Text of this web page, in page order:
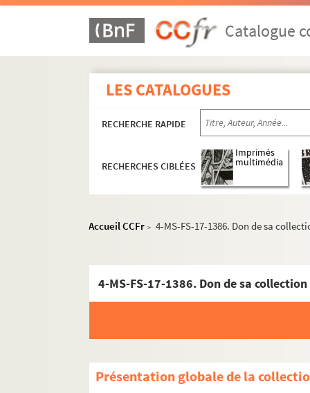
Catalogue
LES CATALOGUES
RECHERCHE RAPIDE
RECHERCHES CIBLÉES
Imprimés
multimédia
Accueil CCFr > 4-MS-FS-17-1386. Don de sa
4-MS-FS-17-1386. Don de sa
Présentation globale de la